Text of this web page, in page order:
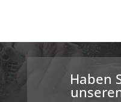
Haben